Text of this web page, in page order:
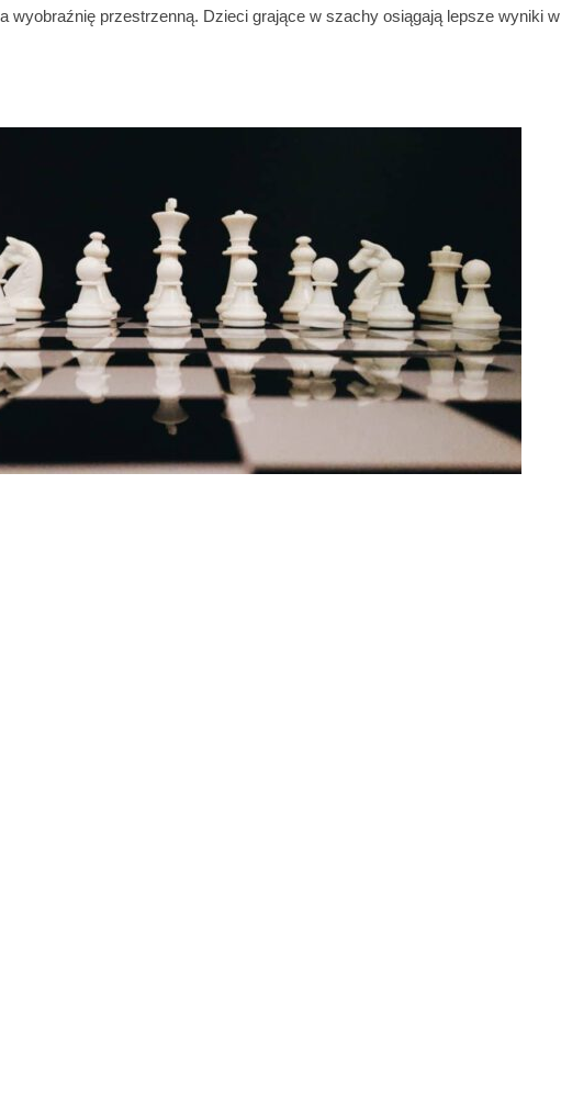
wyobraźnię przestrzenną. Dzieci grające w szachy osiągają lepsze wyniki w